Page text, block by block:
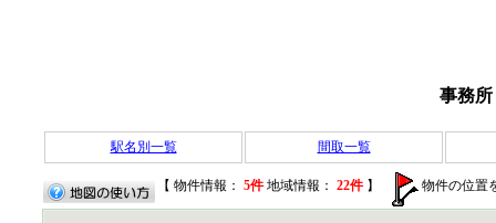
事務
駅名別一覧 間取一覧
【 物件情報： 5件地域情報： 22件】 物件の位置